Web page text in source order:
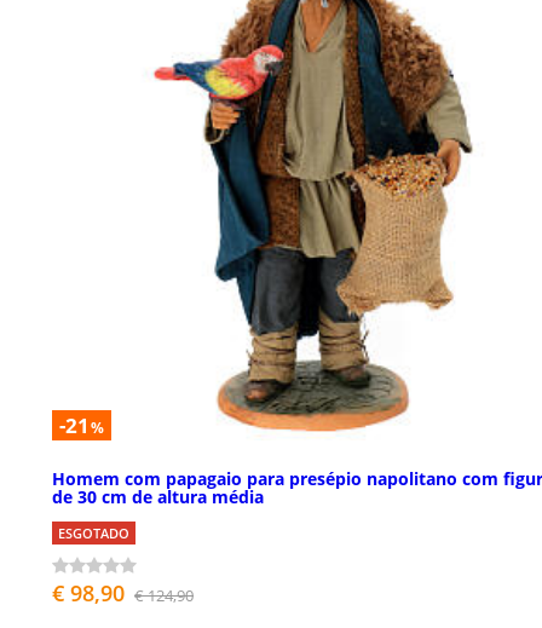
-21 %
Homem com papagaio para presépio napolitano com
de 30 cm de altura média
ESGOTADO
€ 98,90 € 124,90